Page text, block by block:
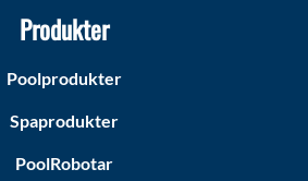
Produkter
Poolprodukter
Spaprodukter
PoolRobotar